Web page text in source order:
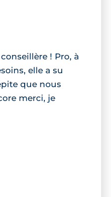
! Pro, à
elle a su
que nous
merci, je